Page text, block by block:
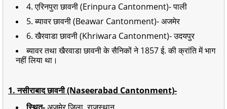
4. एरिनपुरा छावनी (Erinpura Cantonment)- पाली
5. ब्यावर छावनी (Beawar Cantonment)- अजमेर
6. खैरवाडा छावनी (Khriwara Cantonment)- उदयपुर
ब्यावर तथा खैरवाडा छावनी के सैनिकों ने 1857 ई. की क्रांति में भाग
नहीं लिया था।
1. नसीराबाद छावनी (Naseerabad Cantonment)-